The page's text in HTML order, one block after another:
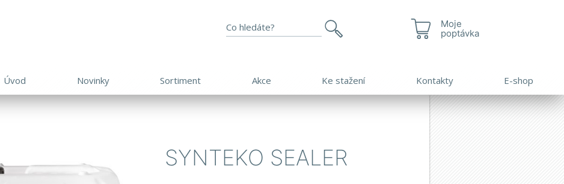
Moje
poptávka
Úvod Novinky Sortiment Akce Ke stažení Kontakty E-shop
SYNTEKO SEALER